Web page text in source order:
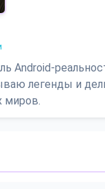
Android-
легенды и
миров.